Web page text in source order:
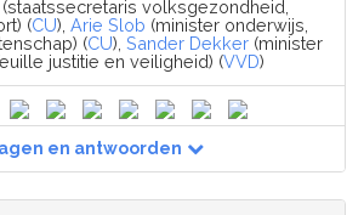
(staatssecretaris volksgezondheid,
(CU), Arie Slob (minister onderwijs,
(CU), Sander Dekker (minister
justitie en veiligheid) (VVD)
en antwoorden